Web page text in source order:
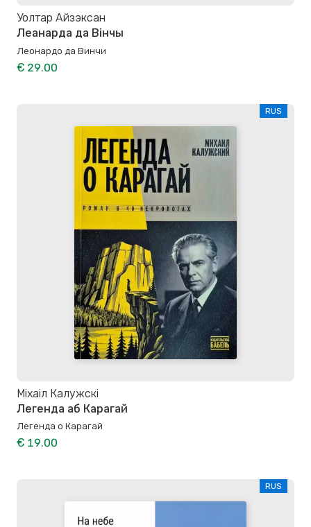
Уолтар Айзэксан
Леанарда да Вінчы
Леонардо да Винчи
€ 29.00
RUS
Міхаіл Калужскі
Легенда аб Карагай
Легенда о Карагай
€ 19.00
RUS